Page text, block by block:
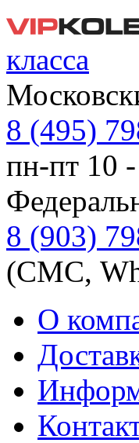
класса
8 (495)
пн-пт 10
8 (903)
(СМС,
О